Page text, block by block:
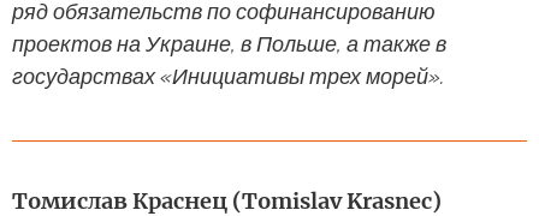
ряд обязательств по софинансированию
проектов на Украине, в Польше, а также в
государствах «Инициативы трех морей».
Томислав Краснец (Tomislav Krasnec)